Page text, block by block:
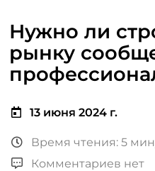
Нужно ли
рынку
13 июня 2024 г.
Время чтения: 5
Комментариев нет